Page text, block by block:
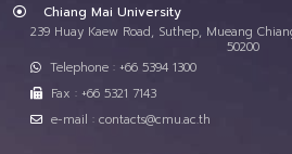
Chiang Mai University
239 Huay Kaew Road, Suthep, Mueang
50200
Telephone : +66 5394 1300
Fax : +66 5321 7143
e-mail : contacts@cmu.ac.th